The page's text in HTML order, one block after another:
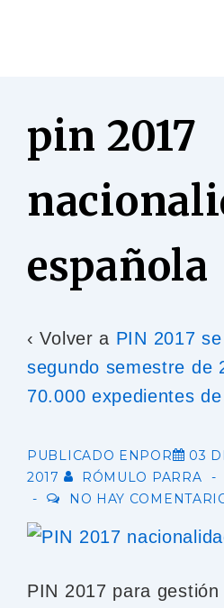
pin 2017
española
‹ Volver a PIN 2017
segundo semestre de
70.000 expedientes
PUBLICADO ENPOR
03
2017
RÓMULO PARRA
NO HAY
PIN 2017 para